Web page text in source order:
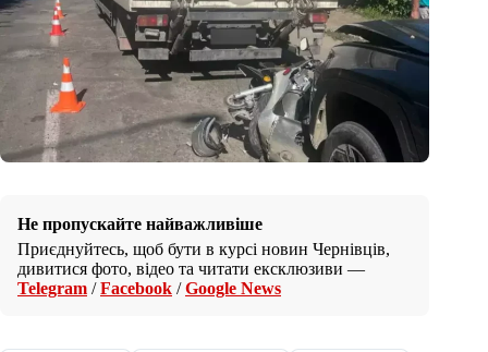
Не пропускайте найважливіше
Приєднуйтесь, щоб бути в курсі новин Чернівців,
дивитися фото, відео та читати ексклюзиви —
Telegram /Facebook /Google News